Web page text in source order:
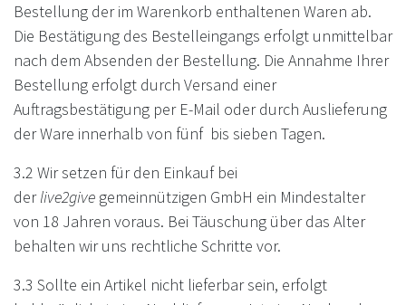
Bestellung der im Warenkorb enthaltenen Waren ab.
Die Bestätigung des Bestelleingangs erfolgt unmittelbar
nach dem Absenden der Bestellung. Die Annahme Ihrer
Bestellung erfolgt durch Versand einer
Auftragsbestätigung per E-Mail oder durch Auslieferung
der Ware innerhalb von fünf bis sieben Tagen.
3.2 Wir setzen für den Einkauf bei
derlive2give gemeinnützigen GmbH ein Mindestalter
von 18 Jahren voraus. Bei Täuschung über das Alter
behalten wir uns rechtliche Schritte vor.
3.3 Sollte ein Artikel nicht lieferbar sein, erfolgt